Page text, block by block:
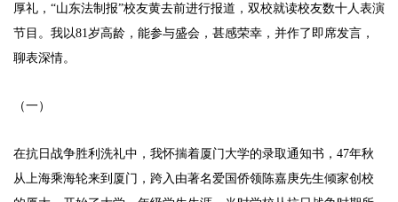
厚礼，“山东法制报”校友黄去前进行报道，双校就读校友数十人表演
节目。我以81岁高龄，能参与盛会，甚感荣幸，并作了即席发言，
聊表深情。
（一）
在抗日战争胜利洗礼中，我怀揣着厦门大学的录取通知书，47年秋
从上海乘海轮来到厦门，跨入由著名爱国侨领陈嘉庚先生倾家创校